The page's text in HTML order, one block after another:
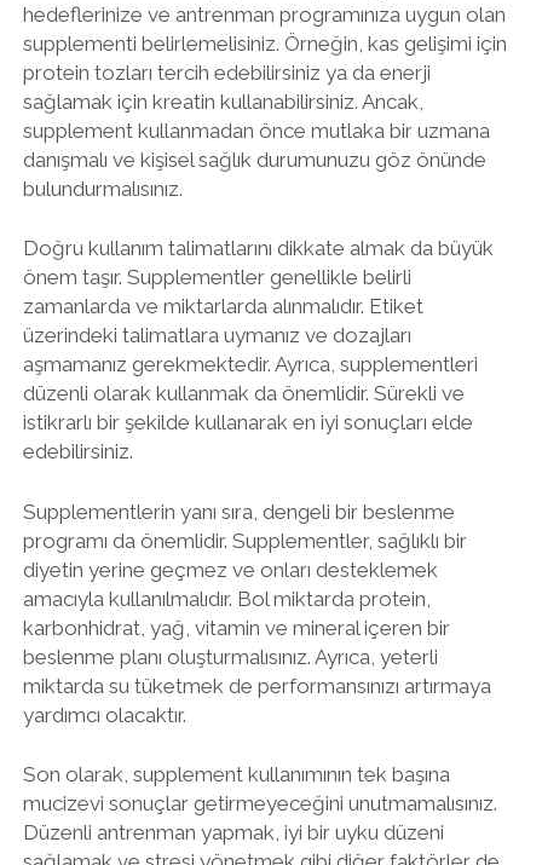
hedeflerinize ve antrenman programınıza uygun olan
supplementi belirlemelisiniz. Örneğin, kas gelişimi için
protein tozları tercih edebilirsiniz ya da enerji
sağlamak için kreatin kullanabilirsiniz. Ancak,
supplement kullanmadan önce mutlaka bir uzmana
danışmalı ve kişisel sağlık durumunuzu göz önünde
bulundurmalısınız.
Doğru kullanım talimatlarını dikkate almak da büyük
önem taşır. Supplementler genellikle belirli
zamanlarda ve miktarlarda alınmalıdır. Etiket
üzerindeki talimatlara uymanız ve dozajları
aşmamanız gerekmektedir. Ayrıca, supplementleri
düzenli olarak kullanmak da önemlidir. Sürekli ve
istikrarlı bir şekilde kullanarak en iyi sonuçları elde
edebilirsiniz.
Supplementlerin yanı sıra, dengeli bir beslenme
programı da önemlidir. Supplementler, sağlıklı bir
diyetin yerine geçmez ve onları desteklemek
amacıyla kullanılmalıdır. Bol miktarda protein,
karbonhidrat, yağ, vitamin ve mineral içeren bir
beslenme planı oluşturmalısınız. Ayrıca, yeterli
miktarda su tüketmek de performansınızı artırmaya
yardımcı olacaktır.
Son olarak, supplement kullanımının tek başına
mucizevi sonuçlar getirmeyeceğini unutmamalısınız.
Düzenli antrenman yapmak, iyi bir uyku düzeni